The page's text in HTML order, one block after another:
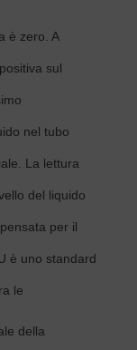
è zero. A
sul
nel tubo
La lettura
del liquido
per il
è uno standard
le
della